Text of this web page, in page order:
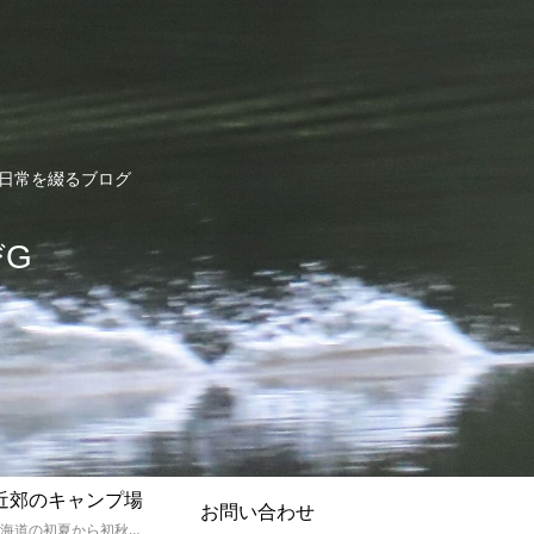
常を綴るブログ
郊のキャンプ場
孫達と北海道の初夏から初秋にかけてキャンプに出かけます。キャンプ場情報だったり料理だったり花火や遊びに虫取りとまさに「やっちゃえ！えびG」やりたい放題のブログです。
お問い合わせ